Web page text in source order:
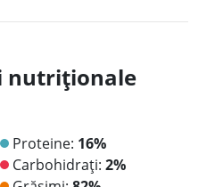
nutriționale
Proteine: 16%
Carbohidrați: 2%